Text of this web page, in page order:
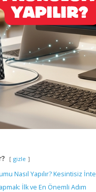
gizle
Nasıl Yapılır? Kesintisiz
İlk ve En Önemli Adım